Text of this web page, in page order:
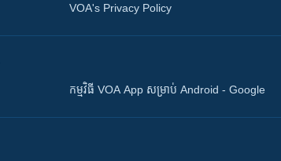
VOA's Privacy Policy
កម្មវិធី​ VOA App សម្រាប់ Android - Google